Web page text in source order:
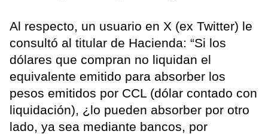
Al respecto, un usuario en X (ex Twitter) le
consultó al titular de Hacienda: “Si los
dólares que compran no liquidan el
equivalente emitido para absorber los
pesos emitidos por CCL (dólar contado con
liquidación), ¿lo pueden absorber por otro
lado, ya sea mediante bancos, por